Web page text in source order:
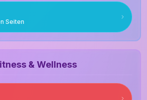
Seiten
& Wellness